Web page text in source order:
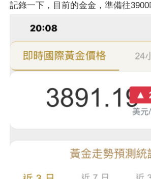
記錄一下，目前的金金，準備往3900